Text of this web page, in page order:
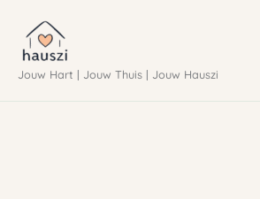
naar
deJouw Hart | Jouw Thuis | Jouw Hauszi